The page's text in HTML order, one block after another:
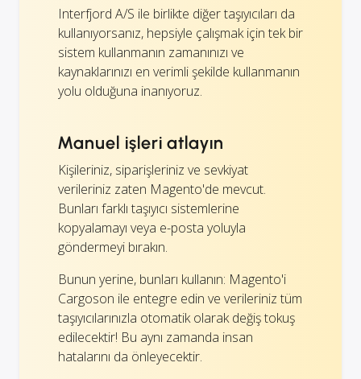
Interfjord A/S ile birlikte diğer taşıyıcıları da
kullanıyorsanız, hepsiyle çalışmak için tek bir
sistem kullanmanın zamanınızı ve
kaynaklarınızı en verimli şekilde kullanmanın
yolu olduğuna inanıyoruz.
Manuel işleri atlayın
Kişileriniz, siparişleriniz ve sevkiyat
verileriniz zaten Magento'de mevcut.
Bunları farklı taşıyıcı sistemlerine
kopyalamayı veya e-posta yoluyla
göndermeyi bırakın.
Bunun yerine, bunları kullanın: Magento'i
Cargoson ile entegre edin ve verileriniz tüm
taşıyıcılarınızla otomatik olarak değiş tokuş
edilecektir! Bu aynı zamanda insan
hatalarını da önleyecektir.